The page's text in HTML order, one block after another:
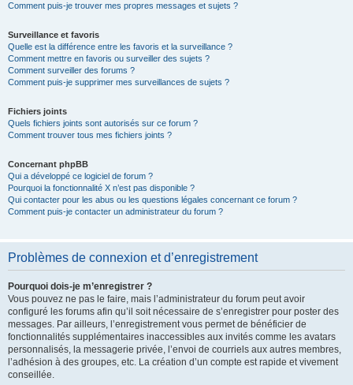
Comment puis-je trouver mes propres messages et sujets ?
Surveillance et favoris
Quelle est la différence entre les favoris et la surveillance ?
Comment mettre en favoris ou surveiller des sujets ?
Comment surveiller des forums ?
Comment puis-je supprimer mes surveillances de sujets ?
Fichiers joints
Quels fichiers joints sont autorisés sur ce forum ?
Comment trouver tous mes fichiers joints ?
Concernant phpBB
Qui a développé ce logiciel de forum ?
Pourquoi la fonctionnalité X n’est pas disponible ?
Qui contacter pour les abus ou les questions légales concernant ce forum ?
Comment puis-je contacter un administrateur du forum ?
Problèmes de connexion et d’enregistrement
Pourquoi dois-je m’enregistrer ?
Vous pouvez ne pas le faire, mais l’administrateur du forum peut avoir
configuré les forums afin qu’il soit nécessaire de s’enregistrer pour poster des
messages. Par ailleurs, l’enregistrement vous permet de bénéficier de
fonctionnalités supplémentaires inaccessibles aux invités comme les avatars
personnalisés, la messagerie privée, l’envoi de courriels aux autres membres,
l’adhésion à des groupes, etc. La création d’un compte est rapide et vivement
conseillée.